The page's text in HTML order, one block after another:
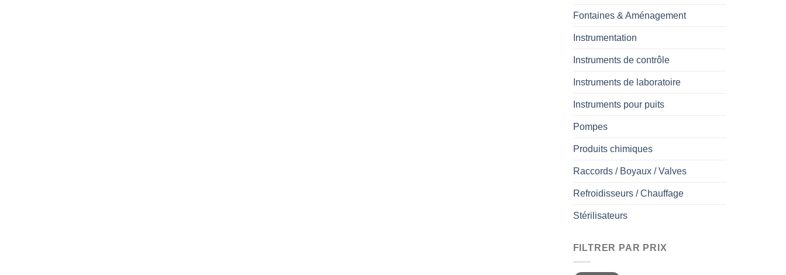
Fontaines & Aménagement
Instrumentation
Instruments de contrôle
Instruments de laboratoire
Instruments pour puits
Pompes
Produits chimiques
Raccords / Boyaux / Valves
Refroidisseurs / Chauffage
Stérilisateurs
FILTRER PAR PRIX